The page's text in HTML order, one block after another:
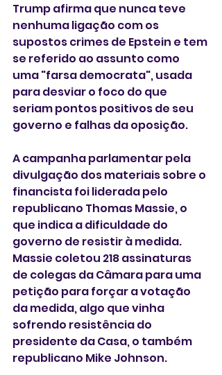
Trump afirma que nunca teve
nenhuma ligação com os
supostos crimes de Epstein e tem
se referido ao assunto como
uma "farsa democrata", usada
para desviar o foco do que
seriam pontos positivos de seu
governo e falhas da oposição.
A campanha parlamentar pela
divulgação dos materiais sobre o
financista foi liderada pelo
republicano Thomas Massie, o
que indica a dificuldade do
governo de resistir à medida.
Massie coletou 218 assinaturas
de colegas da Câmara para uma
petição para forçar a votação
da medida, algo que vinha
sofrendo resistência do
presidente da Casa, o também
republicano Mike Johnson.